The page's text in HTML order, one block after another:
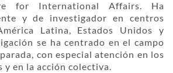
for International Affairs. Ha
y de investigador en centros
Latina, Estados Unidos y
se ha centrado en el campo
con especial atención en los
y en la acción colectiva.